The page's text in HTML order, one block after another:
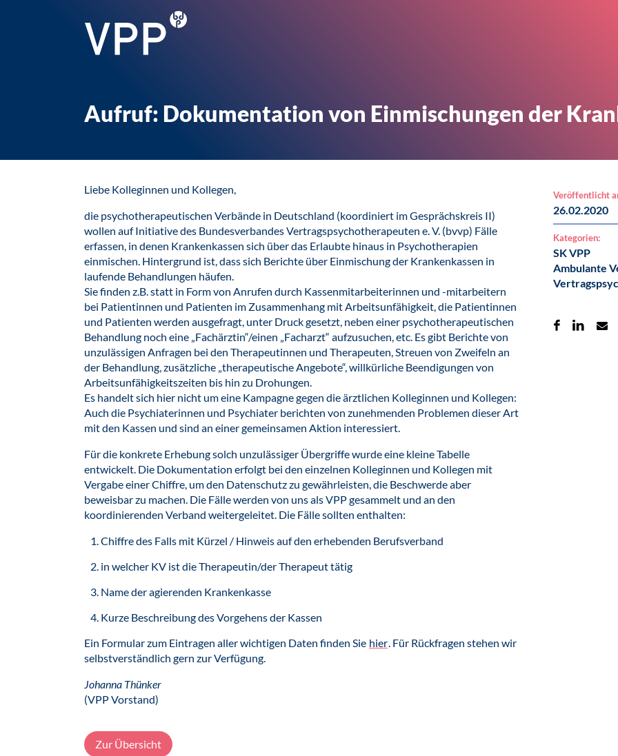
Aufruf: Dokumentation von Einmischungen der
Liebe Kolleginnen und Kollegen,
die psychotherapeutischen Verbände in Deutschland (koordiniert im Gesprächskreis II)
wollen auf Initiative des Bundesverbandes Vertragspsychotherapeuten e. V. (bvvp) Fälle
erfassen, in denen Krankenkassen sich über das Erlaubte hinaus in Psychotherapien
einmischen. Hintergrund ist, dass sich Berichte über Einmischung der Krankenkassen in
laufende Behandlungen häufen.
Sie finden z.B. statt in Form von Anrufen durch Kassenmitarbeiterinnen und -mitarbeitern
bei Patientinnen und Patienten im Zusammenhang mit Arbeitsunfähigkeit, die Patientinnen
und Patienten werden ausgefragt, unter Druck gesetzt, neben einer psychotherapeutischen
Behandlung noch eine „Fachärztin“/einen „Facharzt“ aufzusuchen, etc. Es gibt Berichte von
unzulässigen Anfragen bei den Therapeutinnen und Therapeuten, Streuen von Zweifeln an
der Behandlung, zusätzliche „therapeutische Angebote“, willkürliche Beendigungen von
Arbeitsunfähigkeitszeiten bis hin zu Drohungen.
Es handelt sich hier nicht um eine Kampagne gegen die ärztlichen Kolleginnen und Kollegen:
Auch die Psychiaterinnen und Psychiater berichten von zunehmenden Problemen dieser Art
mit den Kassen und sind an einer gemeinsamen Aktion interessiert.
Für die konkrete Erhebung solch unzulässiger Übergriffe wurde eine kleine Tabelle
entwickelt. Die Dokumentation erfolgt bei den einzelnen Kolleginnen und Kollegen mit
Vergabe einer Chiffre, um den Datenschutz zu gewährleisten, die Beschwerde aber
beweisbar zu machen. Die Fälle werden von uns als VPP gesammelt und an den
koordinierenden Verband weitergeleitet. Die Fälle sollten enthalten:
Chiffre des Falls mit Kürzel / Hinweis auf den erhebenden Berufsverband
in welcher KV ist die Therapeutin/der Therapeut tätig
Name der agierenden Krankenkasse
Kurze Beschreibung des Vorgehens der Kassen
Ein Formular zum Eintragen aller wichtigen Daten finden Sie hier. Für Rückfragen stehen wir
selbstverständlich gern zur Verfügung.
Johanna Thünker
(VPP Vorstand)
Veröffentlicht
26.02.2020
Kategorien:
SK VPP
Ambulante
Zur Übersicht